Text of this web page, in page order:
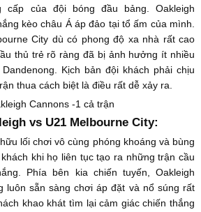
của đội bóng đầu bảng. Oakleigh
kèo châu Á áp đảo tại tổ ấm của mình.
City dù có phong độ xa nhà rất cao
thủ trẻ rõ ràng đã bị ảnh hưởng ít nhiều
Kịch bản đội khách phải chịu
thua cách biệt là điều rất dễ xảy ra.
Cannons -1 cả trận
vs U21 Melbourne City:
lối chơi vô cùng phóng khoáng và bùng
khi họ liên tục tạo ra những trận cầu
Phía bên kia chiến tuyến, Oakleigh
luôn sẵn sàng chơi áp đặt và nổ súng rất
khao khát tìm lại cảm giác chiến thắng